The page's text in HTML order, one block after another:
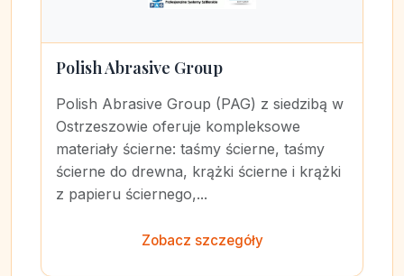
Polish Abrasive Group
Polish Abrasive Group (PAG) z siedzibą w
Ostrzeszowie oferuje kompleksowe
materiały ścierne: taśmy ścierne, taśmy
ścierne do drewna, krążki ścierne i krążki
z papieru ściernego,...
Zobacz szczegóły